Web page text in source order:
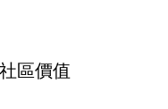
區價值